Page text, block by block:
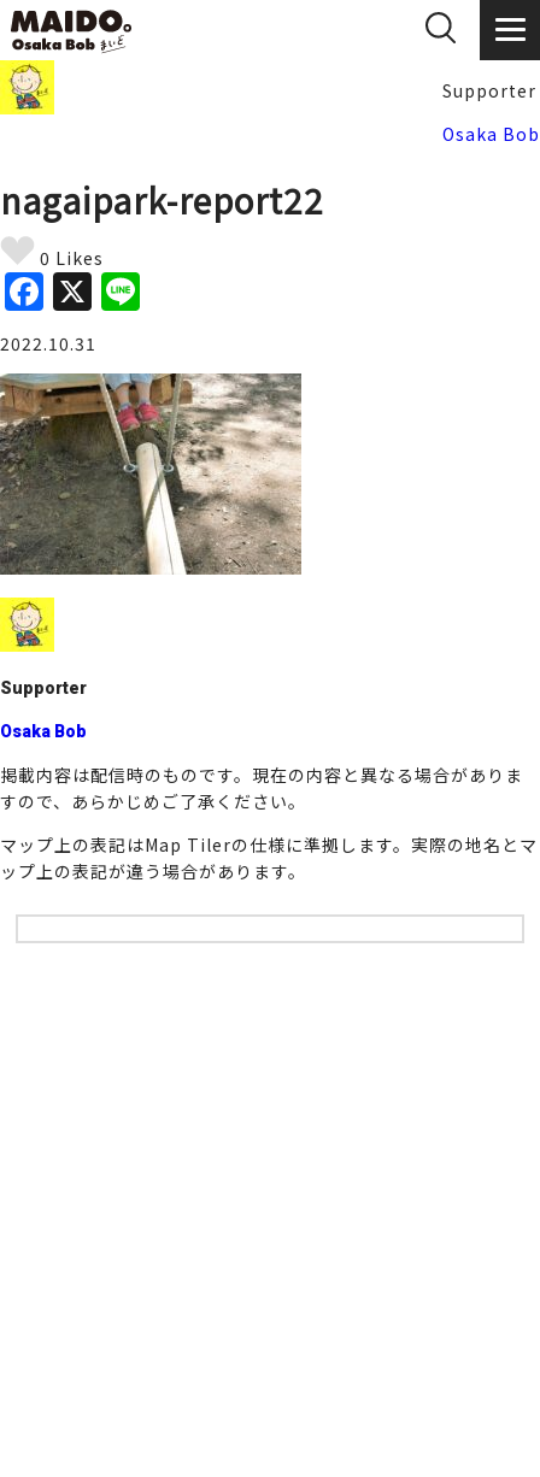
Supporter
Osaka Bob
nagaipark-report22
0 Likes
F
a
c
e
b
o
o
k
X
e
2022.10.31
Supporter
Osaka Bob
掲載内容は配信時のものです。現在の内容と異なる場合がありま
すので、あらかじめご了承ください。
マップ上の表記はMap Tilerの仕様に準拠します。実際の地名とマ
ップ上の表記が違う場合があります。